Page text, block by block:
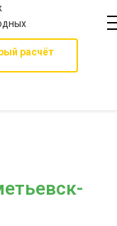
расчёт